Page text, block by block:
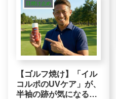
日焼け止め
【ゴルフ焼け】「イル
コルポのUVケア」が、
半袖の跡が気になる40